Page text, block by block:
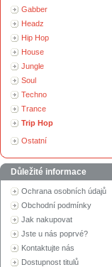
Gabber
Headz
Hip Hop
House
Jungle
Soul
Techno
Trance
Trip Hop
Ostatní
Důležité informace
Ochrana osobních údajů
Obchodní podmínky
Jak nakupovat
Jste u nás poprvé?
Kontaktujte nás
Dostupnost titulů